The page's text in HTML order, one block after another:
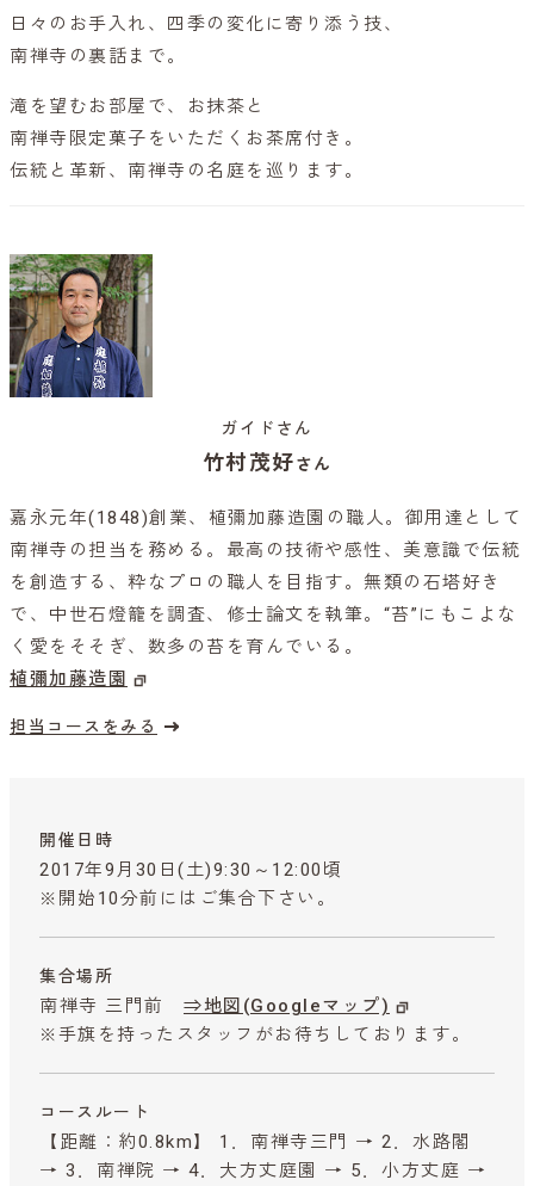
日々のお手入れ、四季の変化に寄り添う技、
南禅寺の裏話まで。
滝を望むお部屋で、お抹茶と
南禅寺限定菓子をいただくお茶席付き。
伝統と革新、南禅寺の名庭を巡ります。
ガイドさん
竹村茂好さん
嘉永元年(1848)創業、植彌加藤造園の職人。御用達として
南禅寺の担当を務める。最高の技術や感性、美意識で伝統
を創造する、粋なプロの職人を目指す。無類の石塔好き
で、中世石燈籠を調査、修士論文を執筆。“苔”にもこよな
く愛をそそぎ、数多の苔を育んでいる。
植彌加藤造園
担当コースをみる
開催日時
2017年9月30日(土)9:30～12:00頃
※開始10分前にはご集合下さい。
集合場所
南禅寺 三門前 ⇒地図(Googleマップ)
※手旗を持ったスタッフがお待ちしております。
コースルート
【距離：約0.8km】 1．南禅寺三門 → 2．水路閣
→ 3．南禅院 → 4．大方丈庭園 → 5．小方丈庭 →